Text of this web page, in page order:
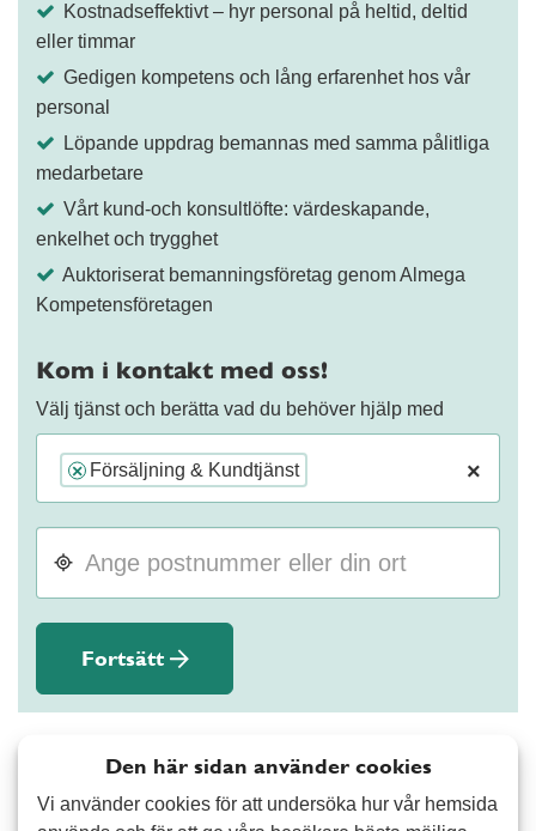
Kostnadseffektivt – hyr personal på heltid, deltid
eller timmar
Gedigen kompetens och lång erfarenhet hos vår
personal
Löpande uppdrag bemannas med samma pålitliga
medarbetare
Vårt kund-och konsultlöfte: värdeskapande,
enkelhet och trygghet
Auktoriserat bemanningsföretag genom Almega
Kompetensföretagen
Kom i kontakt med oss!
Välj tjänst och berätta vad du behöver hjälp med
×
× Försäljning & Kundtjänst
Fortsätt
Den här sidan använder cookies
Vi använder cookies för att undersöka hur vår hemsida